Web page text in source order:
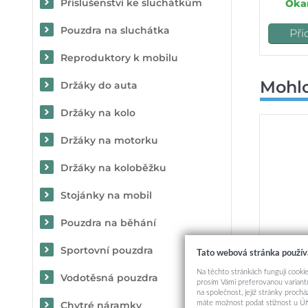
Příslušenství ke sluchátkům
Pouzdra na sluchátka
Reproduktory k mobilu
Držáky do auta
Držáky na kolo
Držáky na motorku
Držáky na koloběžku
Stojánky na mobil
Pouzdra na běhání
Sportovní pouzdra
Vodotěsná pouzdra
Chytré náramky
Zadní
Tato webová stránka
Na těchto stránkách fungují
prosím Vámi preferovanou
na společnost, jejíž stránky
máte možnost podat stížnost u